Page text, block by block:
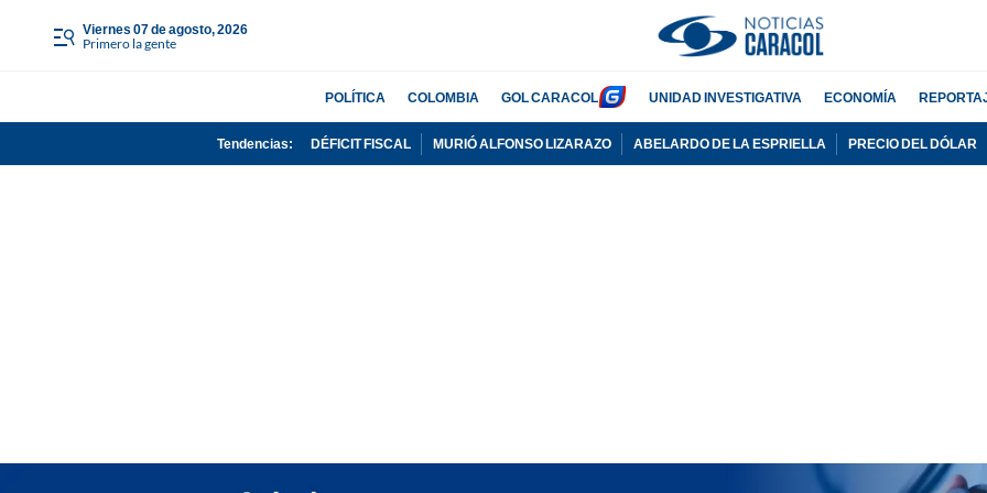
viernes 07 de agosto, 2026
Primero la gente
POLÍTICA COLOMBIA GOL CARACOL UNIDAD INVESTIGATIVA ECONOMÍA
Tendencias: DÉFICIT FISCAL MURIÓ ALFONSO LIZARAZO ABELARDO DE LA ESPRIELLA PRECIO DEL DÓLAR